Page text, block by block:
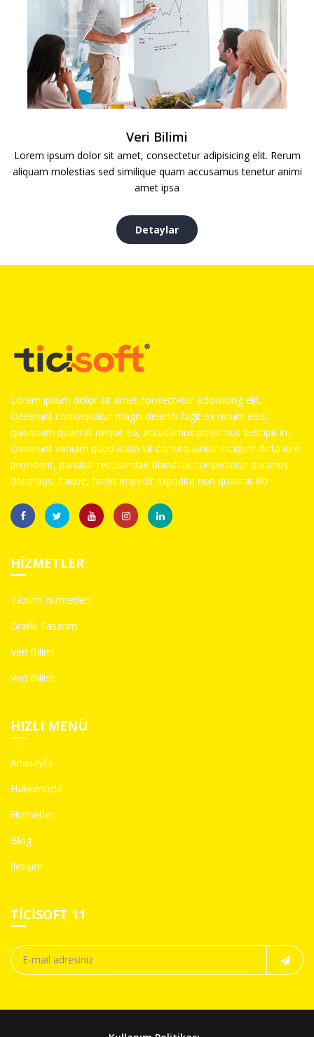
Veri Bilimi
Lorem ipsum dolor sit amet, consectetur adipisicing elit. Rerum
aliquam molestias sed similique quam accusamus tenetur animi
amet ipsa
Detaylar
Lorem ipsum dolor sit amet consectetur adipisicing elit.
Deserunt consequatur magni deleniti fugit ex rerum eius,
quisquam quaerat neque ea, accusamus possimus suscipit in.
Deserunt veniam quod iusto sit consequuntur incidunt dicta iure
provident, pariatur recusandae blanditiis consectetur ducimus
doloribus. Itaque, facilis impedit expedita non quaerat illo
HIZMETLER
Yazılım Hizmetleri
Grafik Tasarım
Veri Bilimi
Veri Bilimi
HIZLI MENÜ
Anasayfa
Hakkımızda
Hizmetler
Blog
İletişim
TICISOFT 11